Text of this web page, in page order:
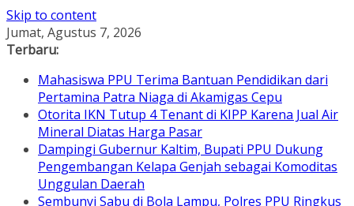
Skip to content
Jumat, Agustus 7, 2026
Terbaru:
Mahasiswa PPU Terima Bantuan Pendidikan dari
Pertamina Patra Niaga di Akamigas Cepu
Otorita IKN Tutup 4 Tenant di KIPP Karena Jual Air
Mineral Diatas Harga Pasar
Dampingi Gubernur Kaltim, Bupati PPU Dukung
Pengembangan Kelapa Genjah sebagai Komoditas
Unggulan Daerah
Sembunyi Sabu di Bola Lampu, Polres PPU Ringkus